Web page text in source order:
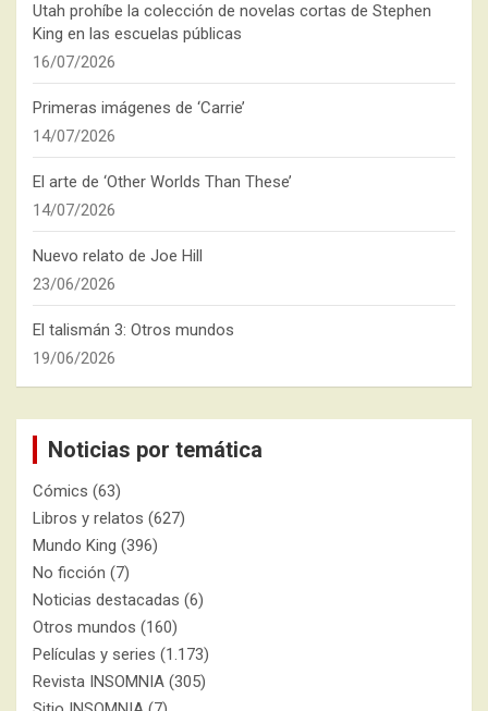
Utah prohíbe la colección de novelas cortas de Stephen
King en las escuelas públicas
16/07/2026
Primeras imágenes de ‘Carrie’
14/07/2026
El arte de ‘Other Worlds Than These’
14/07/2026
Nuevo relato de Joe Hill
23/06/2026
El talismán 3: Otros mundos
19/06/2026
Noticias por temática
Cómics (63)
Libros y relatos (627)
Mundo King (396)
No ficción (7)
Noticias destacadas (6)
Otros mundos (160)
Películas y series (1.173)
Revista INSOMNIA (305)